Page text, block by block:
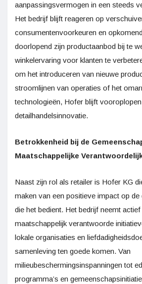
aanpassingsvermogen in een steeds
Het bedrijf blijft reageren op
consumentenvoorkeuren en
doorlopend zijn productaanbod bij te
winkelervaring voor klanten te
om het introduceren van nieuwe
stroomlijnen van operaties of het
technologieën, Hofer blijft
detailhandelsinnovatie.
Betrokkenheid bij de
Maatschappelijke
Naast zijn rol als retailer is Hofer KG
maken van een positieve impact op de
die het bedient. Het bedrijf neemt actief
maatschappelijk verantwoorde
lokale organisaties en
samenleving ten goede komen. Van
milieubeschermingsinspanningen tot
programma’s en